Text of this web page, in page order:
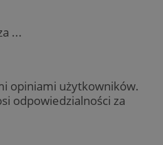
...
opiniami użytkowników.
odpowiedzialności za